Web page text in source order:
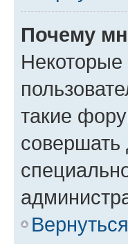
Почему
такие
совершать